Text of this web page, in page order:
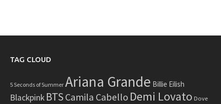
TAG CLOUD
5 Seconds of Summer Ariana Grande Billie Eilish
Blackpink BTS Camila Cabello Demi Lovato Dove